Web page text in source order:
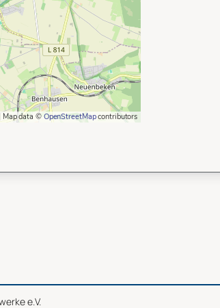
| Map data © OpenStreetMapcontributors
e.V.